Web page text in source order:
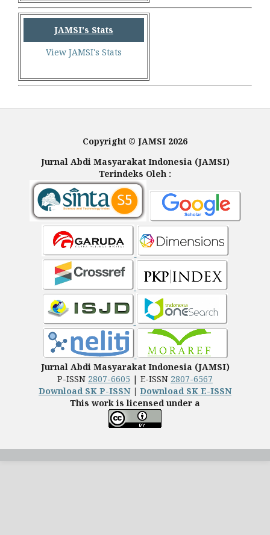
JAMSI's Stats
View JAMSI's Stats
Copyright © JAMSI 2026
Jurnal Abdi Masyarakat Indonesia (JAMSI)
Terindeks Oleh :
Jurnal Abdi Masyarakat Indonesia (JAMSI)
P-ISSN 2807-6605 | E-ISSN 2807-6567
Download SK P-ISSN| Download SK E-ISSN
This work is licensed under a